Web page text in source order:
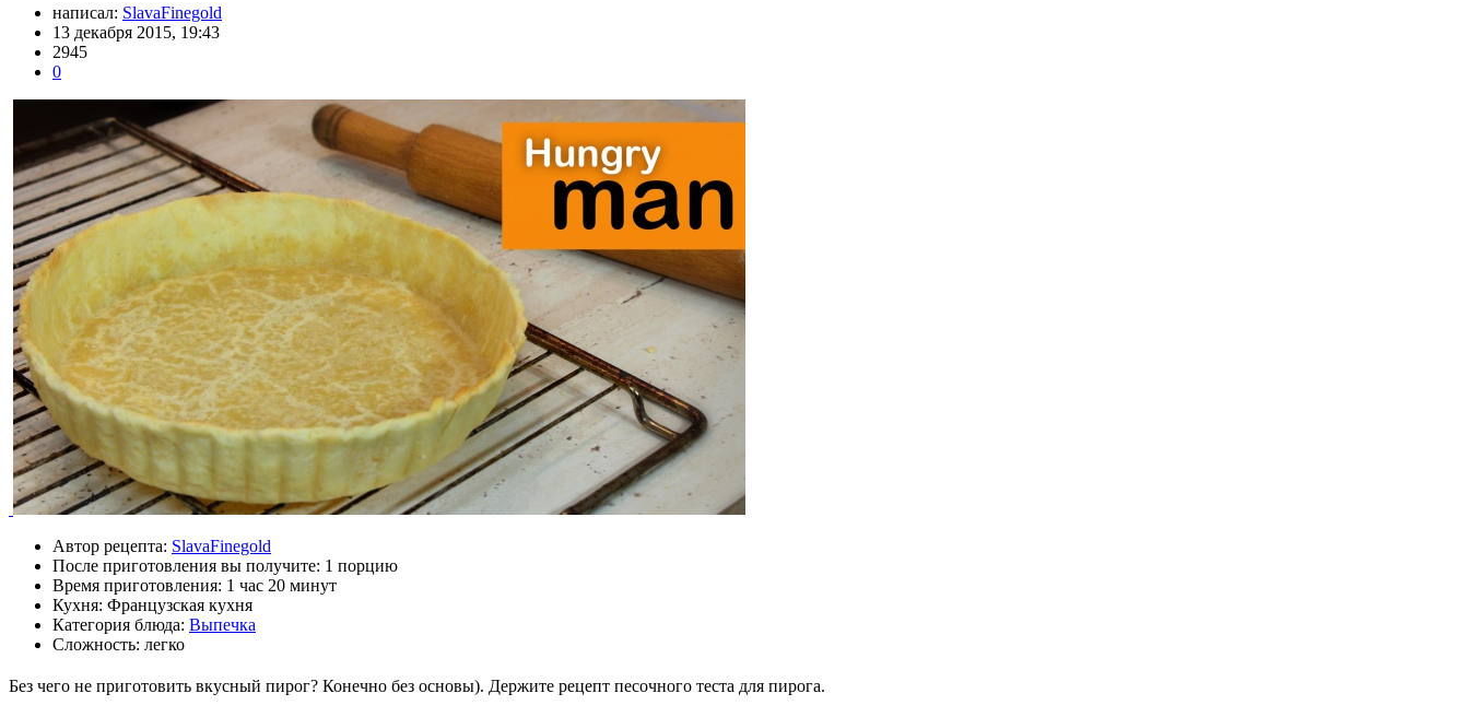
написал: SlavaFinegold
13 декабря 2015, 19:43
2945
0
Автор рецепта: SlavaFinegold
После приготовления вы получите: 1 порцию
Время приготовления: 1 час 20 минут
Кухня: Французская кухня
Категория блюда: Выпечка
Сложность: легко
Без чего не приготовить вкусный пирог? Конечно без основы). Держите рецепт песочного теста для пирога.